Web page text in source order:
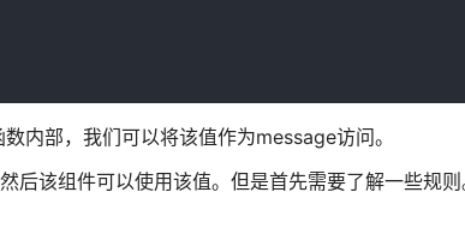
内部，我们可以将该值作为message访问。
该组件可以使用该值。但是首先需要了解一些规则